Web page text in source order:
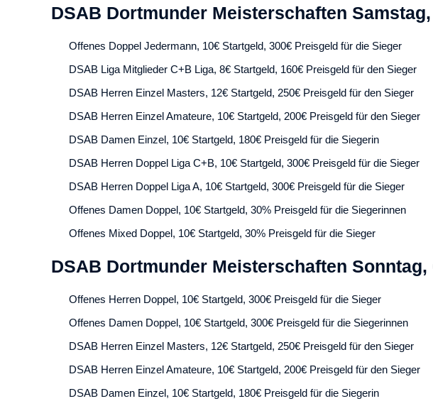
DSAB Dortmunder Meisterschaften Samstag,
Offenes Doppel Jedermann, 10€ Startgeld, 300€ Preisgeld für die Sieger
DSAB Liga Mitglieder C+B Liga, 8€ Startgeld, 160€ Preisgeld für den Sieger
DSAB Herren Einzel Masters, 12€ Startgeld, 250€ Preisgeld für den Sieger
DSAB Herren Einzel Amateure, 10€ Startgeld, 200€ Preisgeld für den Sieger
DSAB Damen Einzel, 10€ Startgeld, 180€ Preisgeld für die Siegerin
DSAB Herren Doppel Liga C+B, 10€ Startgeld, 300€ Preisgeld für die Sieger
DSAB Herren Doppel Liga A, 10€ Startgeld, 300€ Preisgeld für die Sieger
Offenes Damen Doppel, 10€ Startgeld, 30% Preisgeld für die Siegerinnen
Offenes Mixed Doppel, 10€ Startgeld, 30% Preisgeld für die Sieger
DSAB Dortmunder Meisterschaften Sonntag,
Offenes Herren Doppel, 10€ Startgeld, 300€ Preisgeld für die Sieger
Offenes Damen Doppel, 10€ Startgeld, 300€ Preisgeld für die Siegerinnen
DSAB Herren Einzel Masters, 12€ Startgeld, 250€ Preisgeld für den Sieger
DSAB Herren Einzel Amateure, 10€ Startgeld, 200€ Preisgeld für den Sieger
DSAB Damen Einzel, 10€ Startgeld, 180€ Preisgeld für die Siegerin